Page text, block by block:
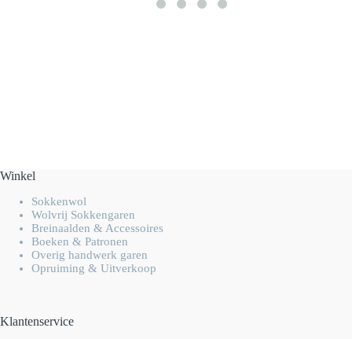
Winkel
Sokkenwol
Wolvrij Sokkengaren
Breinaalden & Accessoires
Boeken & Patronen
Overig handwerk garen
Opruiming & Uitverkoop
Klantenservice